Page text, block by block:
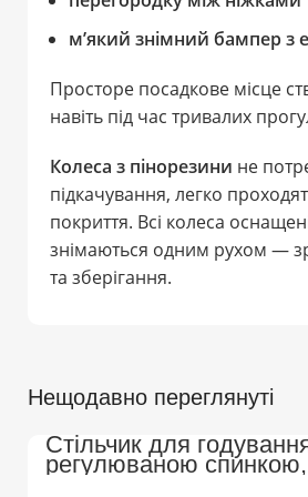
м’який знімний бампер з
Просторе посадкове місце
навіть під час тривалих
Колеса з пінорезини не
підкачування, легко
покриття. Всі колеса
знімаються одним рухом —
та зберігання.
Нещодавно переглянуті
Стільчик для
регулюваною спинкою,
колесах Преміум